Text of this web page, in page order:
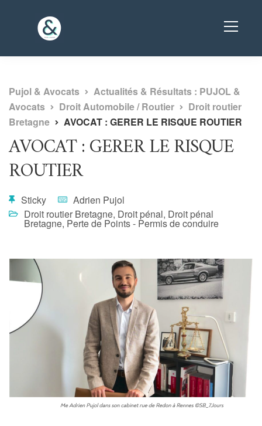
Pujol & Avocats
Actualités & Résultats : PUJOL &
Avocats
Droit Automobile / Routier
Droit routier
Bretagne
AVOCAT : GERER LE RISQUE ROUTIER
AVOCAT : GERER LE RISQUE
ROUTIER
Sticky
Adrien Pujol
Droit routier Bretagne, Droit pénal, Droit pénal
Bretagne, Perte de Points - Permis de conduire